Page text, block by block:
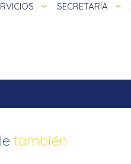
didácticas
SECRETARÍA
también